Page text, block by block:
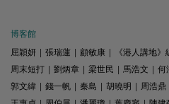
博客館
屈穎妍
張瑞蓮 顧敏康 《港人講地》
周末短打
劉炳章 梁世民 馬浩文 何
郭文緯
錢一帆 秦島 胡曉明 周浩鼎